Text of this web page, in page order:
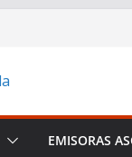
EMISORAS